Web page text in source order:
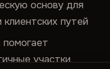
основу для
путей
помогает
участки